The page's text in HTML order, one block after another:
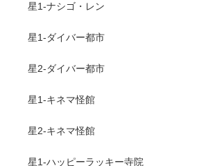
星1-ナシゴ・レン
星1-ダイバー都市
星2-ダイバー都市
星1-キネマ怪館
星2-キネマ怪館
星1-ハッピーラッキー寺院